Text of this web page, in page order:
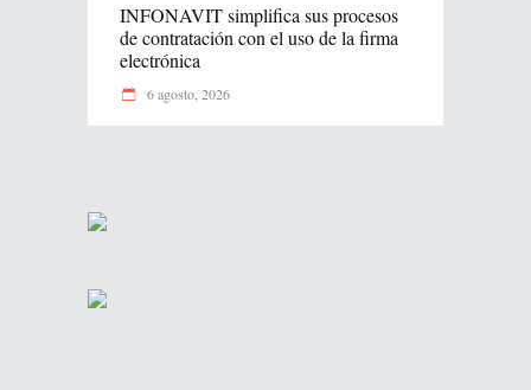
INFONAVIT simplifica sus procesos
de contratación con el uso de la firma
electrónica
6 agosto, 2026